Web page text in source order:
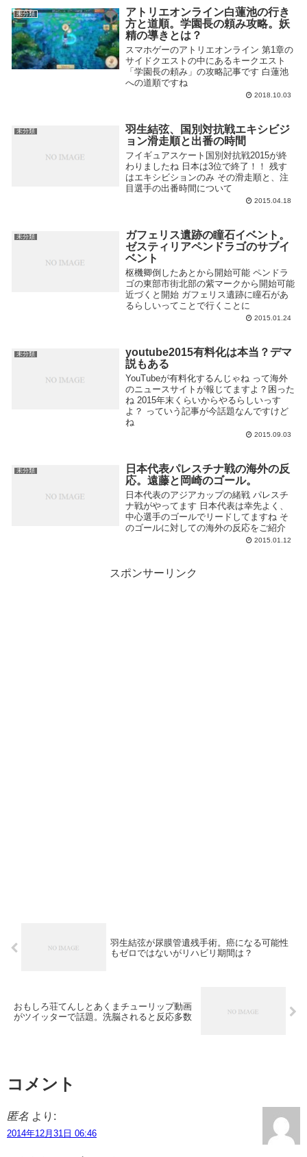
未分類
アトリエオンライン白蓮池の行き
方と道順。学園長の頼み攻略。妖
精の導きとは？
スマホゲーのアトリエオンライン 第1章の
サイドクエストの中にあるキークエスト
「学園長の頼み」の攻略記事です 白蓮池
への道順ですね
2018.10.03
未分類
羽生結弦、国別対抗戦エキシビジ
ョン滑走順と出番の時間
フイギュアスケート国別対抗戦2015が終
わりましたね 日本は3位で終了！！ 残す
はエキシビションのみ その滑走順と、注
目選手の出番時間について
2015.04.18
未分類
ガフェリス遺跡の瞳石イベント。
ゼスティリアペンドラゴのサブイ
ベント
枢機卿倒したあとから開始可能 ペンドラ
ゴの東部市街北部の紫マークから開始可能
近づくと開始 ガフェリス遺跡に瞳石があ
るらしいってことで行くことに
2015.01.24
未分類
youtube2015有料化は本当？デマ
説もある
YouTubeが有料化するんじゃね って海外
のニュースサイトが報じてますよ？困った
ね 2015年末くらいからやるらしいっす
よ？ っていう記事が今話題なんですけど
ね
2015.09.03
未分類
日本代表パレスチナ戦の海外の反
応。遠藤と岡崎のゴール。
日本代表のアジアカップの緒戦 パレスチ
ナ戦がやってます 日本代表は幸先よく、
中心選手のゴールでリードしてますね そ
のゴールに対しての海外の反応をご紹介
2015.01.12
スポンサーリンク
羽生結弦が尿膜管遺残手術。癌になる可能性
もゼロではないがリハビリ期間は？
おもしろ荘てんしとあくまチューリップ動画
がツイッターで話題。洗脳されると反応多数
コメント
匿名 より:
2014年12月31日 06:46